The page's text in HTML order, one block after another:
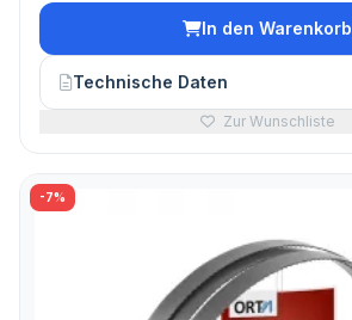
In den Warenkorb
Technische Daten
Zur Wunschliste
-7%